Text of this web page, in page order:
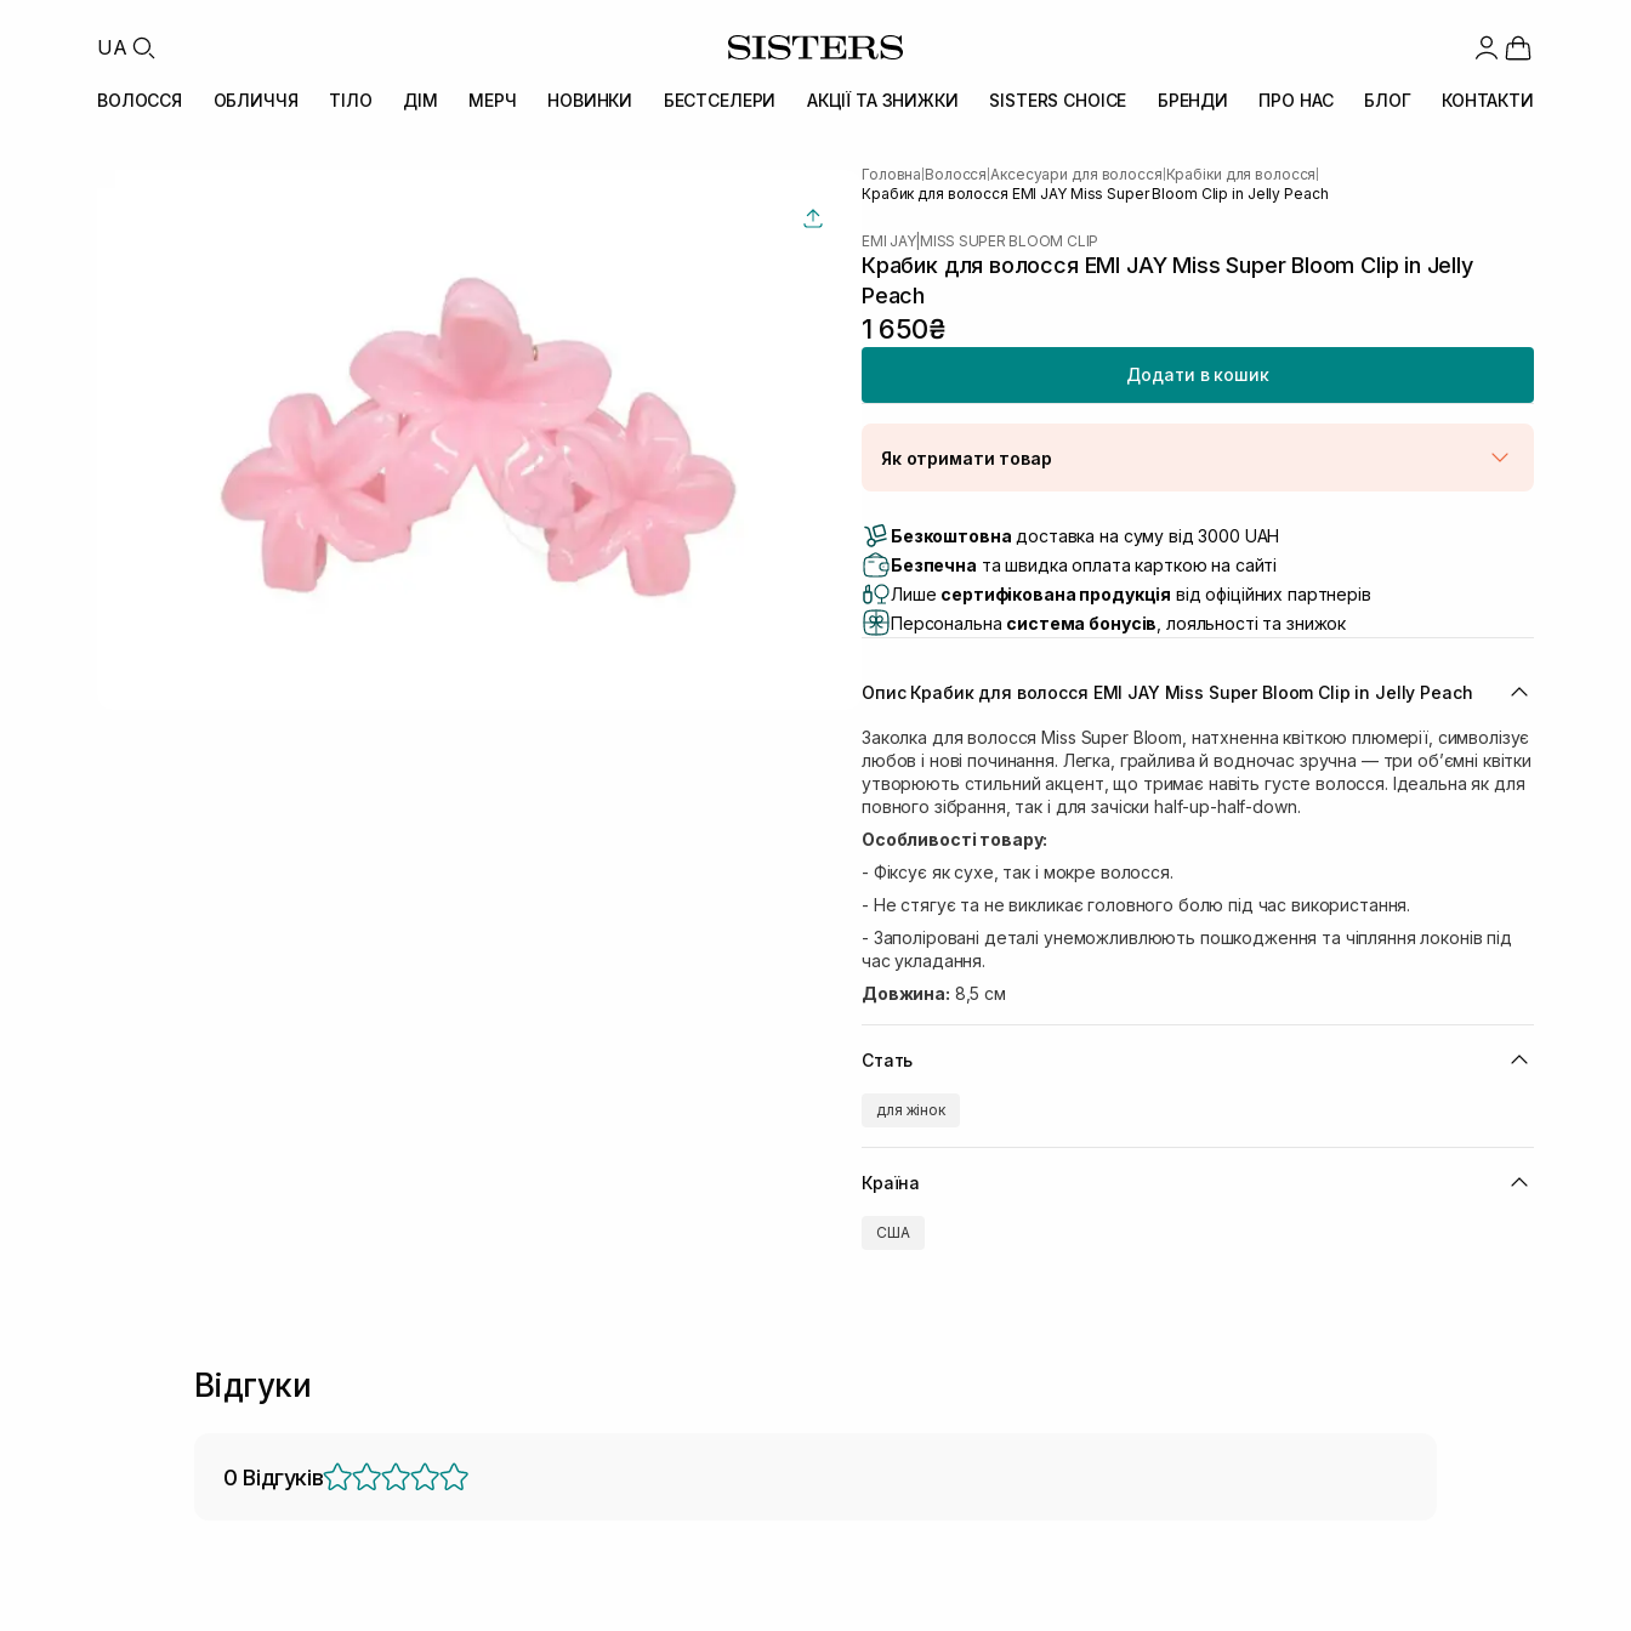
UA
ВОЛОССЯ ОБЛИЧЧЯ ТІЛО ДІМ МЕРЧ НОВИНКИ БЕСТСЕЛЕРИ АКЦІЇ ТА ЗНИЖКИ SISTERS CHOICE БРЕНДИ ПРО НАС БЛОГ КОНТАКТИ
Головна Волосся Аксесуари для волосся Крабіки для волосся
Крабик для волосся EMI JAY Miss Super Bloom Clip in Jelly Peach
EMI JAY| MISS SUPER BLOOM CLIP
Крабик для волосся EMI JAY Miss Super Bloom Clip in Jelly
Peach
1 650₴
Додати в кошик
Як отримати товар
Самовивіз м. Луцьк, вул. Винниченка 4
Самовивіз м. Львів, вул. Академіка Підстригача, 1В
(Duck’s Lake)
Самовивіз м. Львів, вул. Івана Франка 36
Самовивіз м. Львів, вул. Степана Бандери 45 В наявності
Самовивіз м. Рівне, вул. Кулика і Гудачека 23 (ТЦ
Немає в наявності!
Безкоштовна доставка на суму від 3000 UAH
Безпечна та швидка оплата карткою на сайті
Лише сертифікована продукція від офіційних партнерів
Персональна система бонусів , лояльності та знижок
Опис Крабик для волосся EMI JAY Miss Super Bloom Clip in Jelly Peach
Заколка для волосся Miss Super Bloom, натхненна квіткою плюмерії, символізує
любов і нові починання. Легка, грайлива й водночас зручна — три об’ємні квітки
утворюють стильний акцент, що тримає навіть густе волосся. Ідеальна як для
повного зібрання, так і для зачіски half-up-half-down.
Особливості товару:
- Фіксує як сухе, так і мокре волосся.
- Не стягує та не викликає головного болю під час використання.
- Заполіровані деталі унеможливлюють пошкодження та чіпляння локонів під
час укладання.
Довжина: 8,5 см
Стать
для жінок
Країна
США
Відгуки
0 Відгуків